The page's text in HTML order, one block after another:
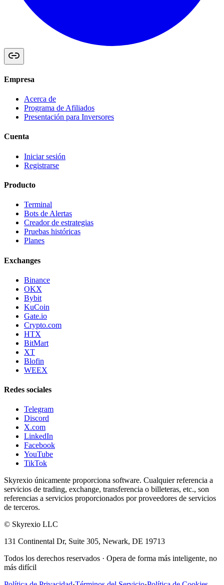
Empresa
Acerca de
Programa de Afiliados
Presentación para Inversores
Cuenta
Iniciar sesión
Registrarse
Producto
Terminal
Bots de Alertas
Creador de estrategias
Pruebas históricas
Planes
Exchanges
Binance
OKX
Bybit
KuCoin
Gate.io
Crypto.com
HTX
BitMart
XT
Blofin
WEEX
Redes sociales
Telegram
Discord
X.com
LinkedIn
Facebook
YouTube
TikTok
Skyrexio únicamente proporciona software. Cualquier referencia a
servicios de trading, exchange, transferencia o billeteras, etc., son
referencias a servicios proporcionados por proveedores de servicios
de terceros.
© Skyrexio LLC
131 Continental Dr, Suite 305, Newark, DE 19713
Todos los derechos reservados · Opera de forma más inteligente, no
más difícil